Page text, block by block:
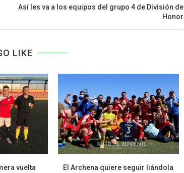
Así les va a los equipos del grupo 4 de División de
Honor
LIKE
vuelta
El Archena quiere seguir liándola